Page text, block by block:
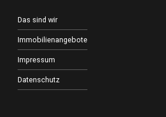
Das sind wir
Immobilienangebote
Impressum
Datenschutz